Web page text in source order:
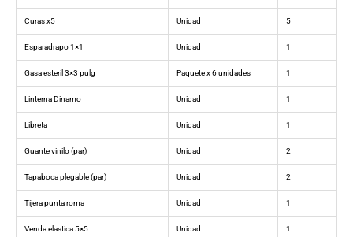
Curas x5 Unidad 5
Esparadrapo 1×1 Unidad 1
Gasa esteril 3×3 pulg Paquete x 6 unidades 1
Linterna Dinamo Unidad 1
Libreta Unidad 1
Guante vinilo (par) Unidad 2
Tapaboca plegable (par) Unidad 2
Tijera punta roma Unidad 1
Venda elastica 5×5 Unidad 1